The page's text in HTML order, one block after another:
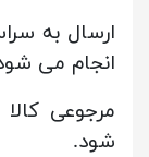
ارسال به
انجام می
مرجوعی
شود.